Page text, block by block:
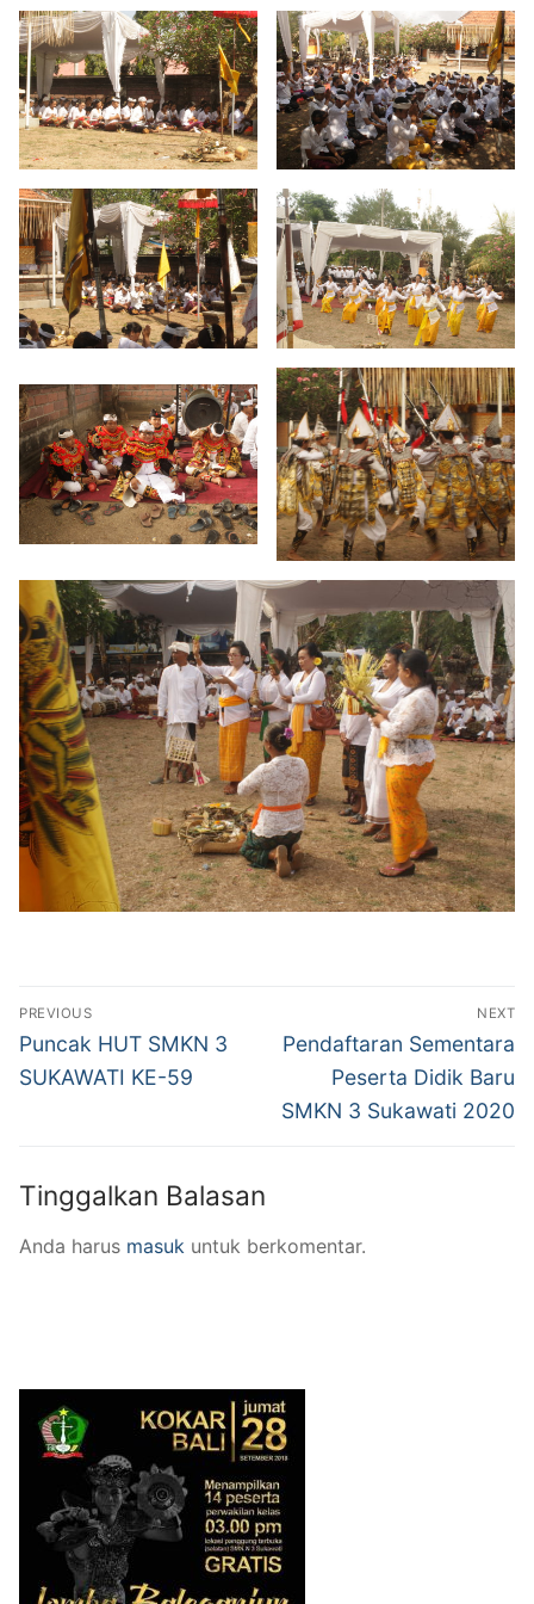
Navigasi
pos
PREVIOUS
Previous
post:
Puncak HUT SMKN 3
SUKAWATI KE-59
NEXT
Next
Pendaftaran Sementara
Peserta Didik Baru
SMKN 3 Sukawati 2020
Tinggalkan Balasan
Anda harus masuk untuk berkomentar.